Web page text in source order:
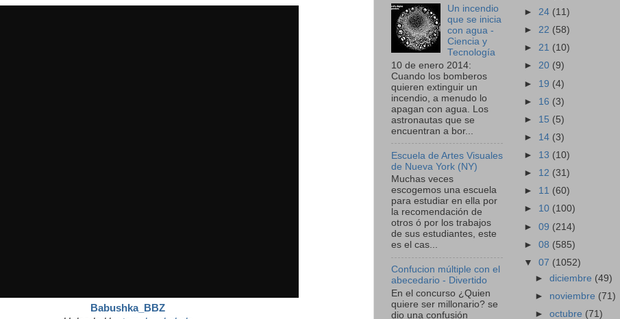
Babushka_BBZ
Un incendio
que se inicia
con agua -
Ciencia y
Tecnología
10 de enero 2014:
Cuando los bomberos
quieren extinguir un
incendio, a menudo lo
apagan con agua. Los
astronautas que se
encuentran a bor...
Escuela de Artes Visuales
de Nueva York (NY)
Muchas veces
escogemos una escuela
para estudiar en ella por
la recomendación de
otros ó por los trabajos
de sus estudiantes, este
es el cas...
Confucion múltiple con el
abecedario - Divertido
En el concurso ¿Quien
quiere ser millonario? se
dio una confusión
► 24 (11)
► 22 (58)
► 21 (10)
► 20 (9)
► 19 (4)
► 16 (3)
► 15 (5)
► 14 (3)
► 13 (10)
► 12 (31)
► 11 (60)
► 10 (100)
► 09 (214)
► 08 (585)
▼ 07 (1052)
►diciembre (49)
► noviembre (71)
►octubre (71)